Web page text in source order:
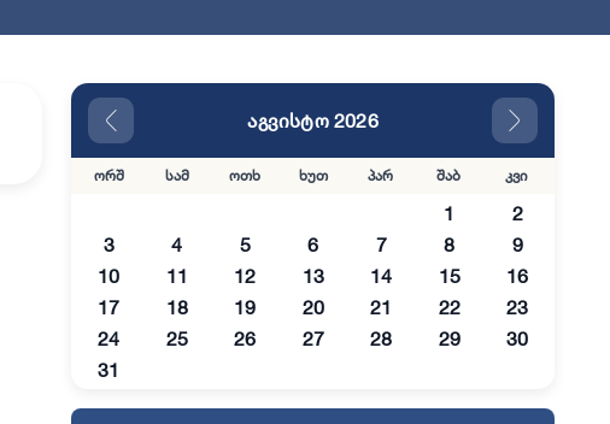
აგვისტო 2026
ორშ სამ ოთხ ხუთ პარ შაბ კვი
1
2
3
4 5 6 7 8
9
10
11 12 13 14 15
16
17
18 19 20 21 22
23
24
25 26 27 28 29
30
31